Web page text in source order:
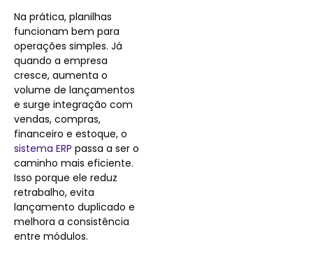
Na prática, planilhas
funcionam bem para
operações simples. Já
quando a empresa
cresce, aumenta o
volume de lançamentos
e surge integração com
vendas, compras,
financeiro e estoque, o
sistema ERP passa a ser o
caminho mais eficiente.
Isso porque ele reduz
retrabalho, evita
lançamento duplicado e
melhora a consistência
entre módulos.